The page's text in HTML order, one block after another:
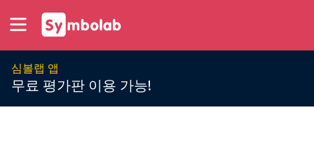
심볼랩 앱
무료 평가판 이용 가능!